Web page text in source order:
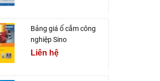
Bảng giá ổ cắm công
nghiệp Sino
Liên hệ